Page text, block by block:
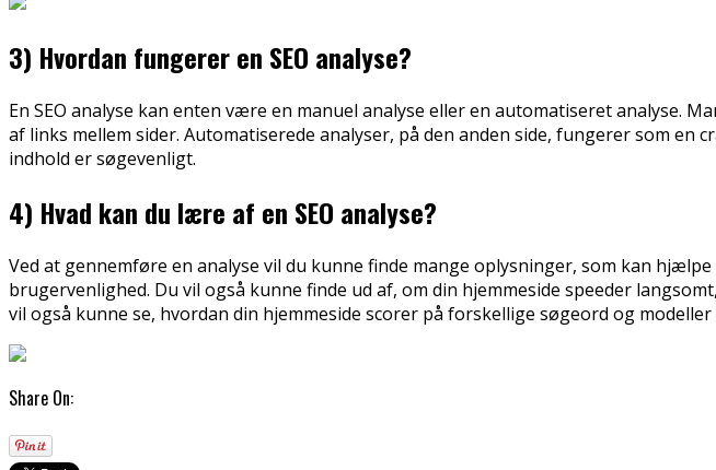
3) Hvordan fungerer en SEO analyse?
En SEO analyse kan enten være en manuel analyse eller en automatiseret analyse.
af links mellem sider. Automatiserede analyser, på den anden side, fungerer som
indhold er søgevenligt.
4) Hvad kan du lære af en SEO analyse?
Ved at gennemføre en analyse vil du kunne finde mange oplysninger, som kan
brugervenlighed. Du vil også kunne finde ud af, om din hjemmeside speeder
vil også kunne se, hvordan din hjemmeside scorer på forskellige søgeord og
Share On: